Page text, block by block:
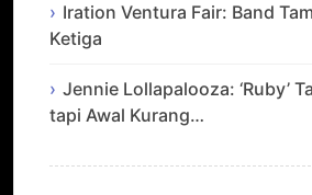
Iration Ventura Fair: Band
Ketiga
Jennie Lollapalooza: ‘Ruby’
tapi Awal Kurang…